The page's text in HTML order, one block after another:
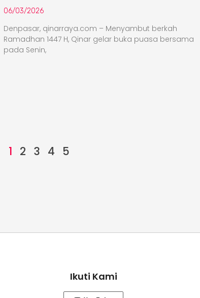
06/03/2026
Denpasar, qinarraya.com – Menyambut berkah
Ramadhan 1447 H, Qinar gelar buka puasa bersama
pada Senin,
1 2 3 4 5
Ikuti Kami